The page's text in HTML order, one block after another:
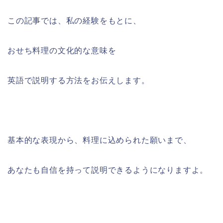
この記事では、私の経験をもとに、
おせち料理の文化的な意味を
英語で説明する方法をお伝えします。
基本的な表現から、料理に込められた願いまで、
あなたも自信を持って説明できるようになりますよ。